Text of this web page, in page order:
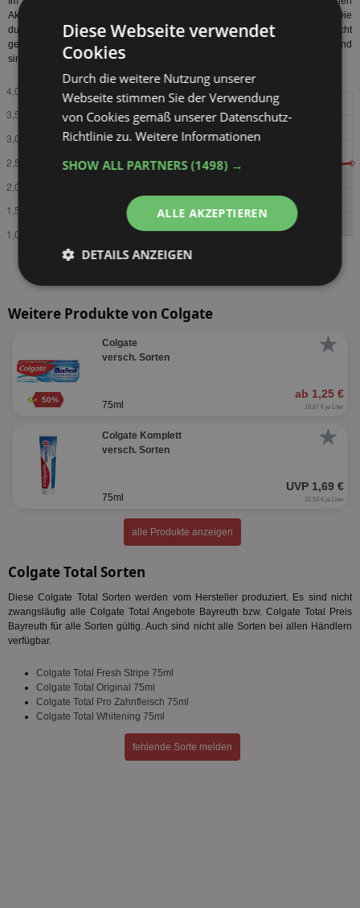
Aktionspreise von Colgate Total 75ml der letzten zwei Jahre. Die
durchschnittlichen Aktionspreise sind über den gesamten Zeitraum leicht
gestiegen und liegen aktuell höher als zu Beginn. In den letzten Quartalen sind
sinkende Preise erkennbar. Tabellarischen Preisverlauf
Weitere Produkte von Colgate
★
50%
Colgate
versch. Sorten
ab 1,25 €
75ml 16,67 € je Liter
★
Colgate Komplett
versch. Sorten
UVP 1,69 €
75ml 22,53 € je Liter
alle Produkte anzeigen
Colgate Total Sorten
Diese Colgate Total Sorten werden vom Hersteller produziert. Es sind nicht
zwangsläufig alle Colgate Total Angebote Bayreuth bzw. Colgate Total Preis
Bayreuth für alle Sorten gültig. Auch sind nicht alle Sorten bei allen Händlern
verfügbar.
Colgate Total Fresh Stripe 75ml
Colgate Total Original 75ml
Colgate Total Pro Zahnfleisch 75ml
Colgate Total Whitening 75ml
fehlende Sorte melden
Diese Webseite verwendet
Cookies
Durch die weitere Nutzung unserer
Webseite stimmen Sie der Verwendung
von Cookies gemäß unserer Datenschutz-
Richtlinie zu.Weitere Informationen
SHOW ALL PARTNERS(1498) →
ALLE AKZEPTIEREN
DETAILS ANZEIGEN
Unbedingt
Performance
Targeting
Unbedingt erforderlich
Performance
Unbedingt erforderliche Cookies ermöglichen
wesentliche Kernfunktionen der Website wie die
Benutzeranmeldung und die Kontoverwaltung.
Ohne die unbedingt erforderlichen Cookies kann die
Name
identifier
securitytoken
www.aktionspreis.de